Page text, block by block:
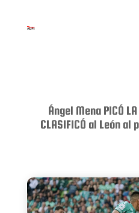
Ángel Mena PICÓ LA
CLASIFICÓ al León